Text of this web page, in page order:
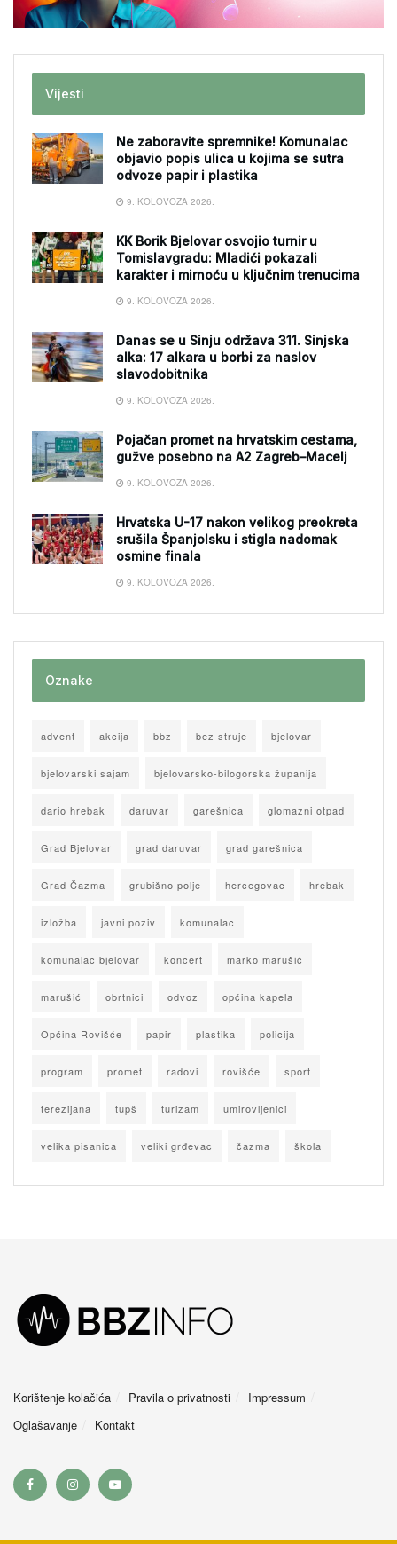
Vijesti
Ne zaboravite spremnike! Komunalac
objavio popis ulica u kojima se sutra
odvoze papir i plastika
9. KOLOVOZA 2026.
KK Borik Bjelovar osvojio turnir u
Tomislavgradu: Mladići pokazali
karakter i mirnoću u ključnim trenucima
9. KOLOVOZA 2026.
Danas se u Sinju održava 311. Sinjska
alka: 17 alkara u borbi za naslov
slavodobitnika
9. KOLOVOZA 2026.
Pojačan promet na hrvatskim cestama,
gužve posebno na A2 Zagreb–Macelj
9. KOLOVOZA 2026.
Hrvatska U-17 nakon velikog preokreta
srušila Španjolsku i stigla nadomak
osmine finala
9. KOLOVOZA 2026.
Oznake
advent akcija bbz bez struje bjelovar
bjelovarski sajam bjelovarsko-bilogorska županija
dario hrebak daruvar garešnica glomazni otpad
Grad Bjelovar grad daruvar grad garešnica
Grad Čazma grubišno polje hercegovac hrebak
izložba javni poziv komunalac
komunalac bjelovar koncert marko marušić
marušić obrtnici odvoz općina kapela
Općina Rovišće papir plastika policija
program promet radovi rovišće sport
terezijana tupš turizam umirovljenici
velika pisanica veliki grđevac čazma škola
Korištenje kolačića Pravila o privatnosti
Impressum
Oglašavanje
Kontakt